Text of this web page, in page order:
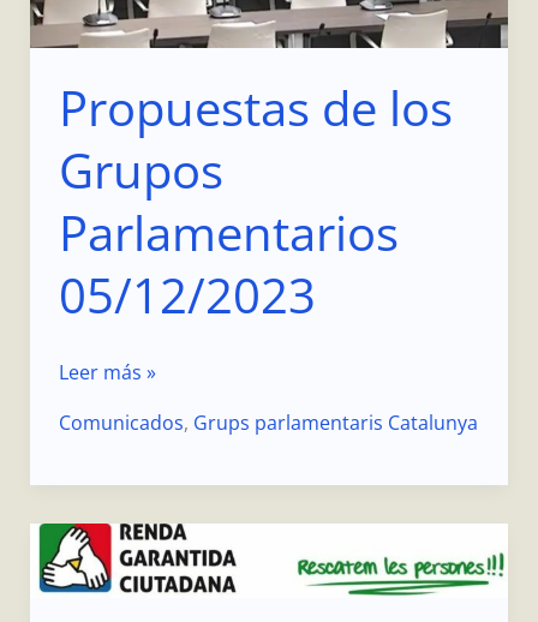
Propuestas de los
Grupos
Parlamentarios
05/12/2023
Leer más »
Comunicados, Grups parlamentaris Catalunya
2023-
10-